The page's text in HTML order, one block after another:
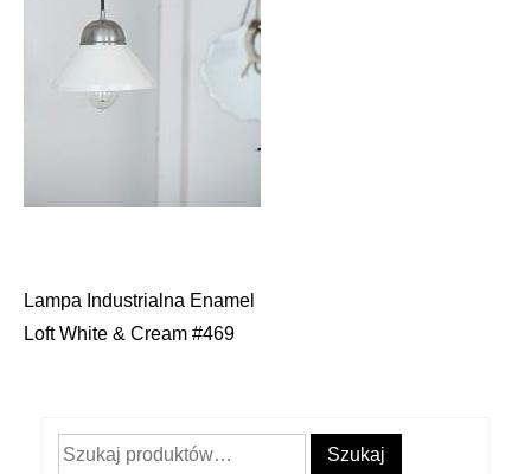
Nawigacja
Lampa Industrialna Enamel
Loft White & Cream #469
Szukaj: Szukaj